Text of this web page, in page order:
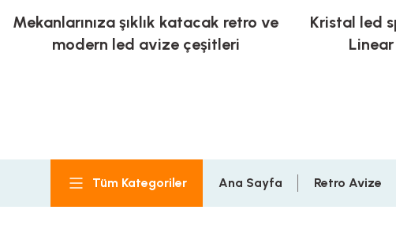
Mekanlarınıza şıklık katacak retro ve
modern led avize çeşitleri
Kristal led
Tüm Kategoriler Ana Sayfa Retro Avize